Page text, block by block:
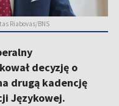
Riabovas/BNS
decyzję o
drugą kadencję
Językowej.